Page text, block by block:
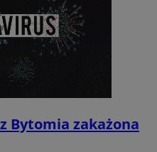
Bytomia zakażona